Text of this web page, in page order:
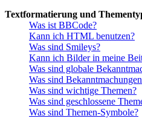
Textformatierung und
Was ist BBCode?
Kann ich HTML benutzen?
Was sind Smileys?
Kann ich Bilder in meine
Was sind globale
Was sind
Was sind wichtige Themen?
Was sind geschlossene
Was sind Themen-Symbole?